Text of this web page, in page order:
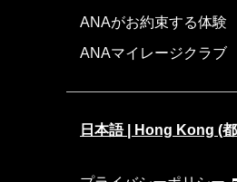
ANAがお約束する体験
ANAマイレージクラブ
日本語 | Hong Kong (